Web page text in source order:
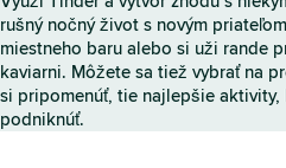
o
v
k
a
T
rušný nočný život s novým
miestneho baru alebo si uži rande
kaviarni. Môžete sa tiež vybrať na
si pripomenúť, tie najlepšie aktivity,
podniknúť.